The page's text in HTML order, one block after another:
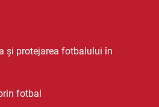
și protejarea fotbalului în
fotbal